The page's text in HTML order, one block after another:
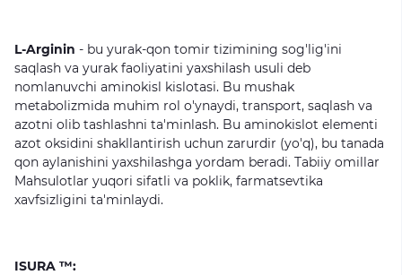
L-Arginin - bu yurak-qon tomir tizimining sog'lig'ini
saqlash va yurak faoliyatini yaxshilash usuli deb
nomlanuvchi aminokisl kislotasi. Bu mushak
metabolizmida muhim rol o'ynaydi, transport, saqlash va
azotni olib tashlashni ta'minlash. Bu aminokislot elementi
azot oksidini shakllantirish uchun zarurdir (yo'q), bu tanada
qon aylanishini yaxshilashga yordam beradi. Tabiiy omillar
Mahsulotlar yuqori sifatli va poklik, farmatsevtika
xavfsizligini ta'minlaydi.
ISURA ™: